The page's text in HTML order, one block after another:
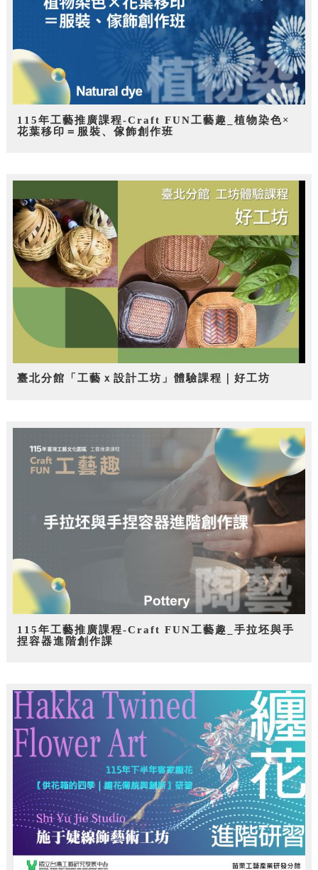
115年工藝推廣課程-Craft FUN工藝趣_植物染色×
花葉移印＝服裝、傢飾創作班
臺北分館「工藝ｘ設計工坊」體驗課程｜好工坊
115年工藝推廣課程-Craft FUN工藝趣_手拉坯與手
捏容器進階創作課